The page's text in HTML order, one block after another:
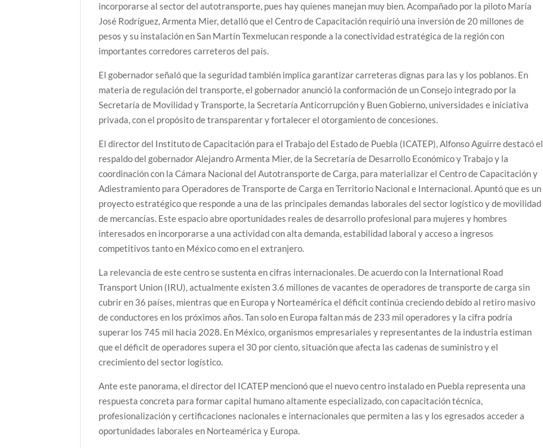
incorporarse al sector del autotransporte, pues hay quienes manejan muy bien. Acompañado por la piloto María
José Rodríguez, Armenta Mier, detalló que el Centro de Capacitación requirió una inversión de 20 millones de
pesos y su instalación en San Martín Texmelucan responde a la conectividad estratégica de la región con
importantes corredores carreteros del país.
El gobernador señaló que la seguridad también implica garantizar carreteras dignas para las y los poblanos. En
materia de regulación del transporte, el gobernador anunció la conformación de un Consejo integrado por la
Secretaría de Movilidad y Transporte, la Secretaría Anticorrupción y Buen Gobierno, universidades e iniciativa
privada, con el propósito de transparentar y fortalecer el otorgamiento de concesiones.
El director del Instituto de Capacitación para el Trabajo del Estado de Puebla (ICATEP), Alfonso Aguirre destacó el
respaldo del gobernador Alejandro Armenta Mier, de la Secretaría de Desarrollo Económico y Trabajo y la
coordinación con la Cámara Nacional del Autotransporte de Carga, para materializar el Centro de Capacitación y
Adiestramiento para Operadores de Transporte de Carga en Territorio Nacional e Internacional. Apuntó que es un
proyecto estratégico que responde a una de las principales demandas laborales del sector logístico y de movilidad
de mercancías. Este espacio abre oportunidades reales de desarrollo profesional para mujeres y hombres
interesados en incorporarse a una actividad con alta demanda, estabilidad laboral y acceso a ingresos
competitivos tanto en México como en el extranjero.
La relevancia de este centro se sustenta en cifras internacionales. De acuerdo con la International Road
Transport Union (IRU), actualmente existen 3.6 millones de vacantes de operadores de transporte de carga sin
cubrir en 36 países, mientras que en Europa y Norteamérica el déficit continúa creciendo debido al retiro masivo
de conductores en los próximos años. Tan solo en Europa faltan más de 233 mil operadores y la cifra podría
superar los 745 mil hacia 2028. En México, organismos empresariales y representantes de la industria estiman
que el déficit de operadores supera el 30 por ciento, situación que afecta las cadenas de suministro y el
crecimiento del sector logístico.
Ante este panorama, el director del ICATEP mencionó que el nuevo centro instalado en Puebla representa una
respuesta concreta para formar capital humano altamente especializado, con capacitación técnica,
profesionalización y certificaciones nacionales e internacionales que permiten a las y los egresados acceder a
oportunidades laborales en Norteamérica y Europa.